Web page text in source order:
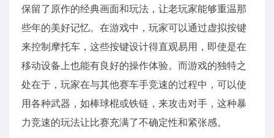
保留了原作的经典画面和玩法，让老玩家能够重温那
些年的美好记忆。在游戏中，玩家可以通过虚拟按键
来控制摩托车，这些按键设计得直观易用，即使是在
移动设备上也能有良好的操作体验。而游戏的独特之
处在于，玩家在与其他赛车手竞速的过程中，可以使
用各种武器，如棒球棍或铁链，来攻击对手，这种暴
力竞速的玩法让比赛充满了不确定性和紧张感。